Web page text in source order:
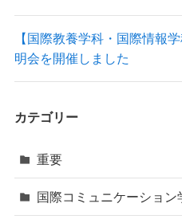
【国際教養学科・国際情報
明会を開催しました
カテゴリー
重要
国際コミュニケーション